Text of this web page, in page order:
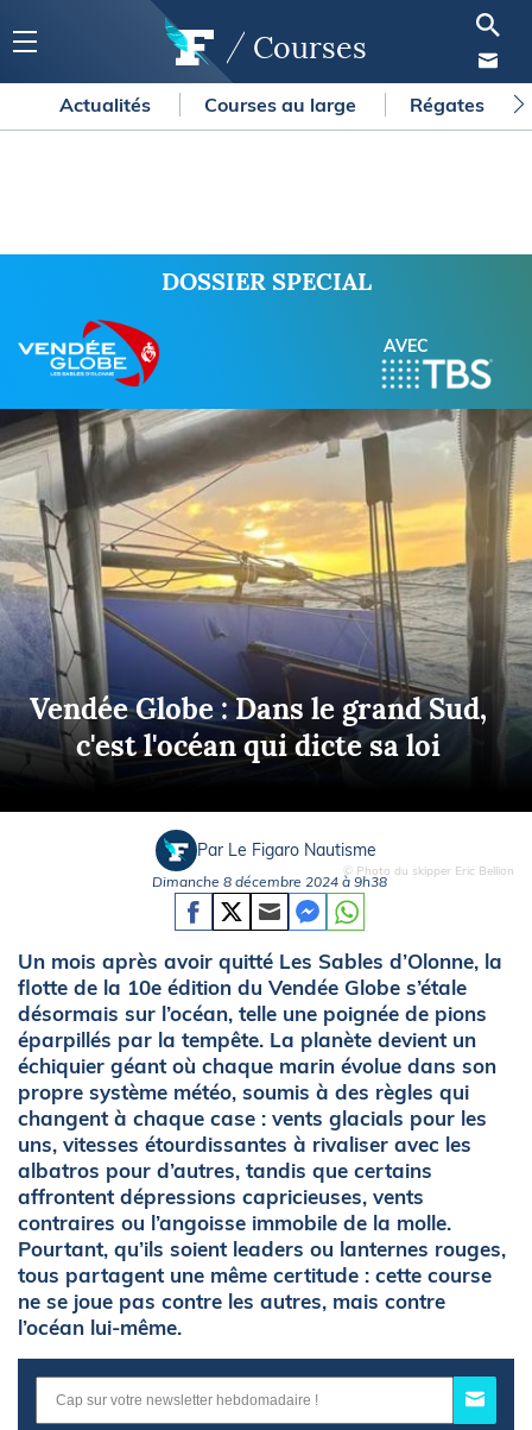
Courses
Actualités Courses au large Régates
DOSSIER SPECIAL
AVEC
Vendée Globe : Dans le grand Sud,
c'est l'océan qui dicte sa loi
© Photo du skipper Eric Bellion
Par Le Figaro Nautisme
Dimanche 8 décembre 2024 à 9h38
Un mois après avoir quitté Les Sables d’Olonne, la
flotte de la 10e édition du Vendée Globe s’étale
désormais sur l’océan, telle une poignée de pions
éparpillés par la tempête. La planète devient un
échiquier géant où chaque marin évolue dans son
propre système météo, soumis à des règles qui
changent à chaque case : vents glacials pour les
uns, vitesses étourdissantes à rivaliser avec les
albatros pour d’autres, tandis que certains
affrontent dépressions capricieuses, vents
contraires ou l’angoisse immobile de la molle.
Pourtant, qu’ils soient leaders ou lanternes rouges,
tous partagent une même certitude : cette course
ne se joue pas contre les autres, mais contre
l’océan lui-même.